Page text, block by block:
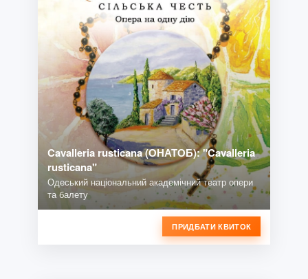
Cavalleria rusticana (ОНАТОБ): "Cavalleria
rusticana"
Одеський національний академічний театр опери
та балету
ПРИДБАТИ КВИТОК